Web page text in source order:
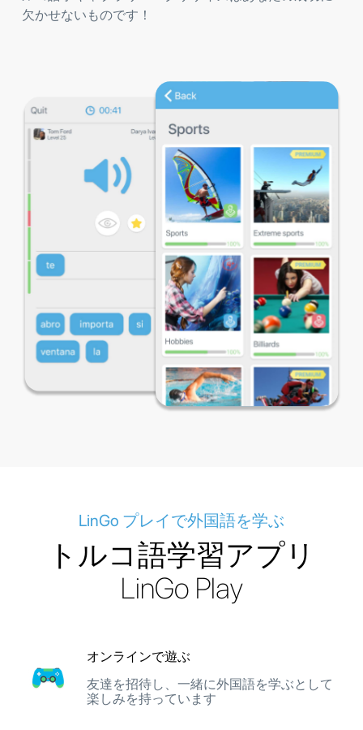
欠かせないものです！
LinGo プレイで外国語を学ぶ
トルコ語学習アプリ
LinGo Play
オンラインで遊ぶ
友達を招待し、一緒に外国語を学ぶとして
楽しみを持っています